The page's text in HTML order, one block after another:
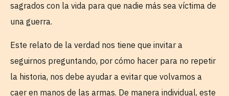
sagrados con la vida para que nadie más sea víctima de
una guerra.
Este relato de la verdad nos tiene que invitar a
seguirnos preguntando, por cómo hacer para no repetir
la historia, nos debe ayudar a evitar que volvamos a
caer en manos de las armas. De manera individual, este